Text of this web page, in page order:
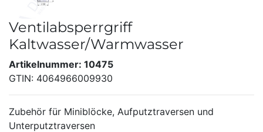
Ventilabsperrgriff
Kaltwasser/Warmwasser
Artikelnummer: 10475
GTIN: 4064966009930
Zubehör für Miniblöcke, Aufputztraversen und
Unterputztraversen